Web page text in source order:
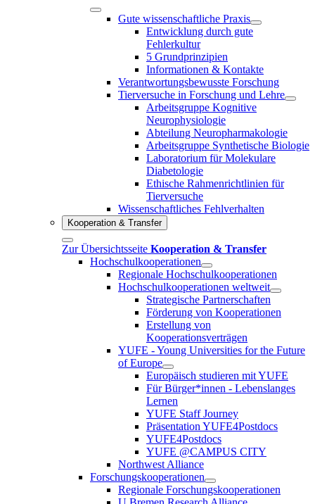
Gute wissenschaftliche Praxis
Entwicklung durch gute
Fehlerkultur
5 Grundprinzipien
Informationen & Kontakte
Verantwortungsbewusste Forschung
Tierversuche in Forschung und Lehre
Arbeitsgruppe Kognitive
Neurophysiologie
Abteilung Neuropharmakologie
Arbeitsgruppe Synthetische Biologie
Laboratorium für Molekulare
Diabetologie
Ethische Rahmenrichtlinien für
Tierversuche
Wissenschaftliches Fehlverhalten
Kooperation & Transfer
Zur Übersichtsseite Kooperation & Transfer
Hochschulkooperationen
Regionale Hochschulkooperationen
Hochschulkooperationen weltweit
Strategische Partnerschaften
Förderung von Kooperationen
Erstellung von
Kooperationsverträgen
YUFE - Young Universities for the Future
of Europe
Europäisch studieren mit YUFE
Für Bürger*innen - Lebenslanges
Lernen
YUFE Staff Journey
Präsentation YUFE4Postdocs
YUFE4Postdocs
YUFE @CAMPUS CITY
Northwest Alliance
Forschungskooperationen
Regionale Forschungskooperationen